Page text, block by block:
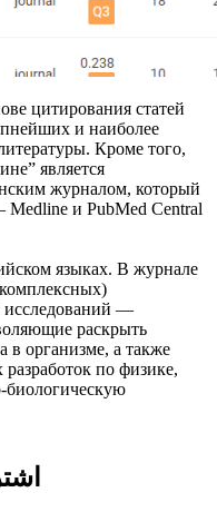
цитирования статей
и наиболее
Кроме того,
является
журналом, который
Medline и PubMed Central
языках. В журнале
исследований —
раскрыть
в организме, а также
по физике,